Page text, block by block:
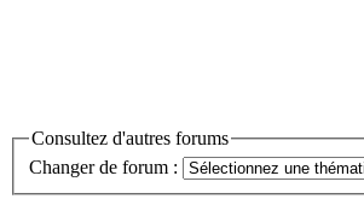
Consultez d'autres forums
Changer de forum :